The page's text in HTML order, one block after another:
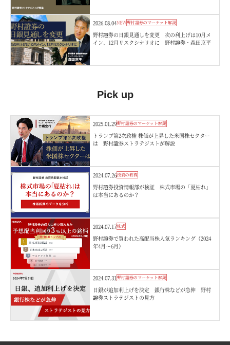
2026.08.04NEW野村證券のマーケット解説
野村證券の日銀見通しを変更 次の利上げは10月メ
イン、12月リスクシナリオに 野村證券・森田京平
Pick up
2025.01.29野村證券のマーケット解説
トランプ第2次政権 株価が上昇した米国株セクター
は 野村證券ストラテジストが解説
2024.07.26投資の教養
野村證券投資情報部が検証 株式市場の「夏枯れ」
は本当にあるのか？
2024.07.17株式
野村證券で買われた高配当株人気ランキング（2024
年4月～6月）
2024.07.31 野村證券のマーケット解説
日銀が追加利上げを決定 銀行株などが急伸 野村
證券ストラテジストの見方